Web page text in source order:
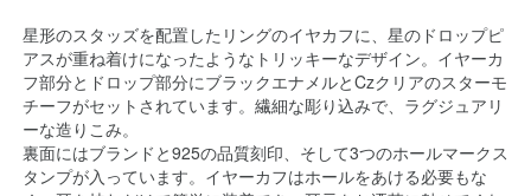
星形のスタッズを配置したリングのイヤカフに、星のドロップピ
アスが重ね着けになったようなトリッキーなデザイン。イヤーカ
フ部分とドロップ部分にブラックエナメルとCzクリアのスターモ
チーフがセットされています。繊細な彫り込みで、ラグジュアリ
ーな造りこみ。
裏面にはブランドと925の品質刻印、そして3つのホールマークス
タンプが入っています。イヤーカフはホールをあける必要もな